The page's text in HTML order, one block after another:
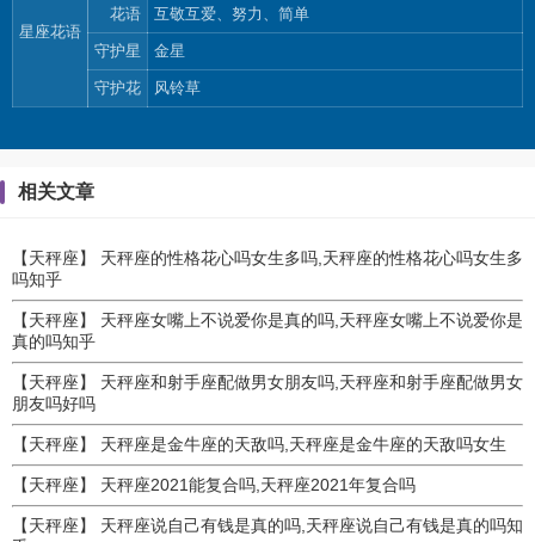
星座花语
花语 互敬互爱、努力、简单
守护星 金星
守护花 风铃草
相关文章
【天秤座】
天秤座的性格花心吗女生多吗,天秤座的性格花心吗女生多
吗知乎
【天秤座】
天秤座女嘴上不说爱你是真的吗,天秤座女嘴上不说爱你是
真的吗知乎
【天秤座】
天秤座和射手座配做男女朋友吗,天秤座和射手座配做男女
朋友吗好吗
【天秤座】 天秤座是金牛座的天敌吗,天秤座是金牛座的天敌吗女生
【天秤座】 天秤座2021能复合吗,天秤座2021年复合吗
【天秤座】
天秤座说自己有钱是真的吗,天秤座说自己有钱是真的吗知